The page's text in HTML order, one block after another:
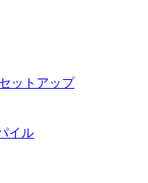
ットアップ
イル